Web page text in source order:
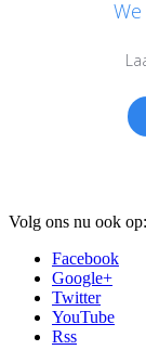
Volg ons nu ook op:
Facebook
Google+
Twitter
YouTube
Rss